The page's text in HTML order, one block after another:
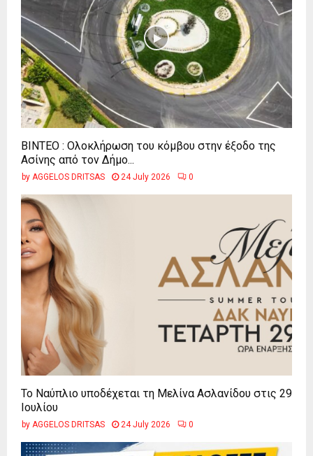
ΒΙΝΤΕΟ : Ολοκλήρωση του κόμβου στην έξοδο της
Ασίνης από τον Δήμο...
by AGGELOS DRITSAS 24 July 2026 0
Το Ναύπλιο υποδέχεται τη Μελίνα Ασλανίδου στις 29
Ιουλίου
by AGGELOS DRITSAS 24 July 2026 0